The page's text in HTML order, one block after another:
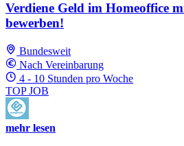
Verdiene Geld im Homeoffice
bewerben!
Bundesweit
Nach Vereinbarung
4 - 10 Stunden pro Woche
TOP JOB
mehr lesen